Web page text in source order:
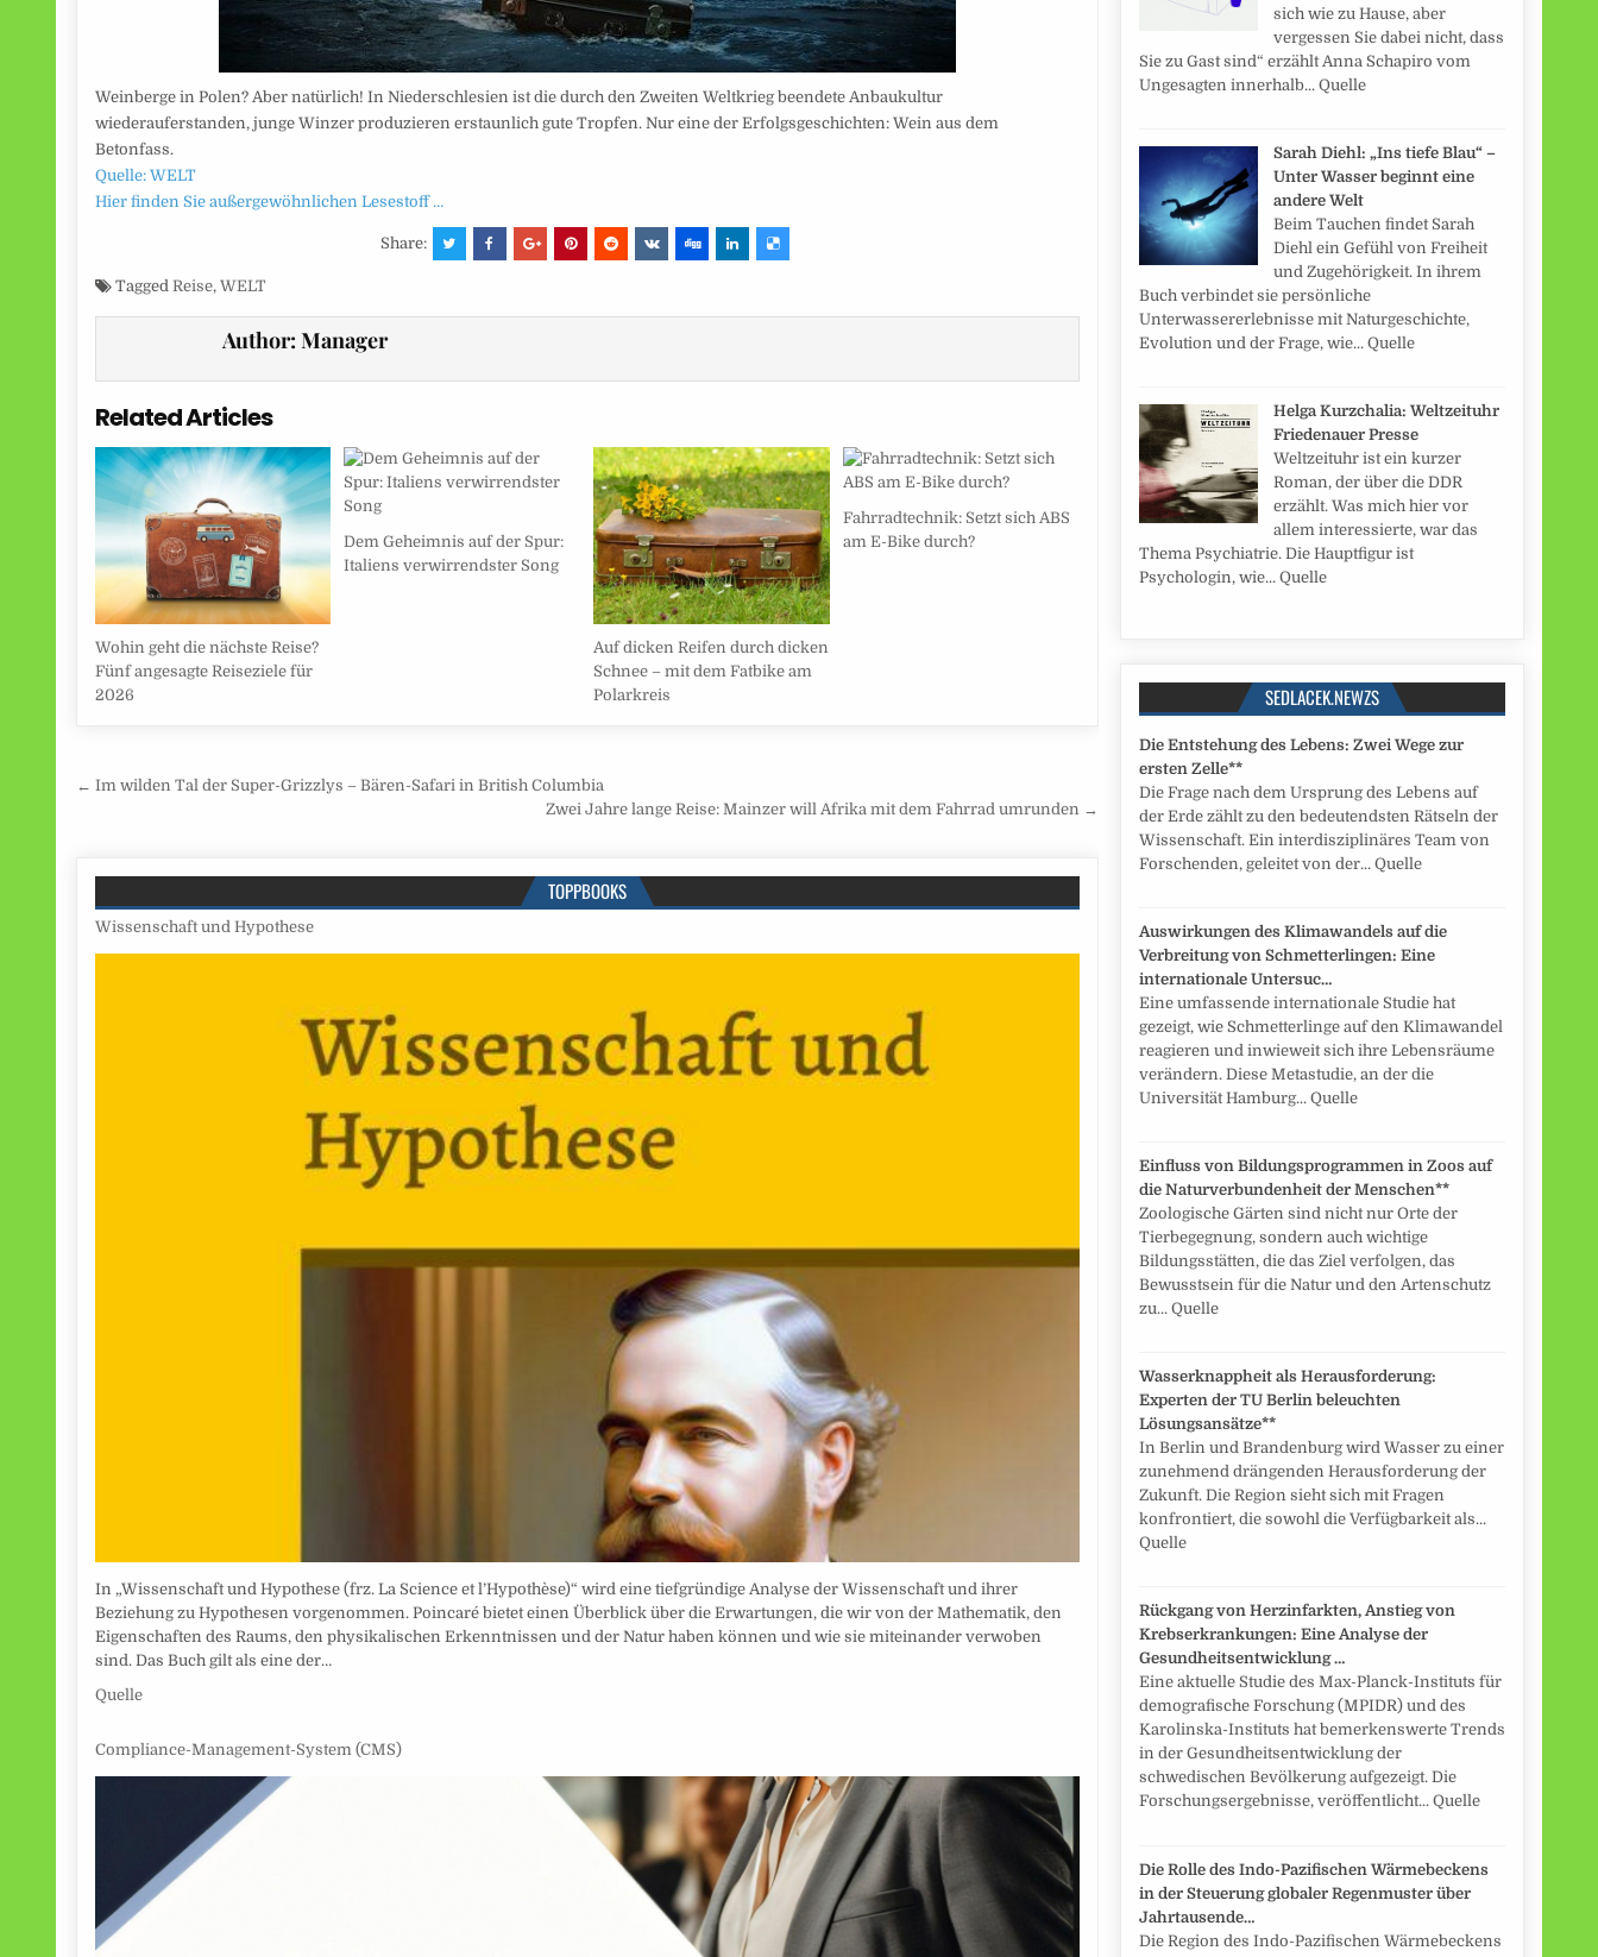
Weinberge in Polen? Aber natürlich! In Niederschlesien ist die durch den Zweiten Weltkrieg beendete Anbaukultur
wiederauferstanden, junge Winzer produzieren erstaunlich gute Tropfen. Nur eine der Erfolgsgeschichten: Wein aus dem
Betonfass.
Quelle: WELT
Hier finden Sie außergewöhnlichen Lesestoff …
Share:
Tagged Reise, WELT
Author:Manager
Related Articles
Wohin geht die nächste Reise?
Fünf angesagte Reiseziele für
2026
Dem Geheimnis auf der Spur:
Italiens verwirrendster Song
Auf dicken Reifen durch dicken
Schnee – mit dem Fatbike am
Polarkreis
Fahrradtechnik: Setzt sich ABS
am E-Bike durch?
Beitragsnavigation
← Im wilden Tal der Super-Grizzlys – Bären-Safari in British Columbia
Zwei Jahre lange Reise: Mainzer will Afrika mit dem Fahrrad umrunden →
TOPPBOOKS
Wissenschaft und Hypothese
In „Wissenschaft und Hypothese (frz. La Science et l’Hypothèse)“ wird eine tiefgründige Analyse der Wissenschaft und ihrer
Beziehung zu Hypothesen vorgenommen. Poincaré bietet einen Überblick über die Erwartungen, die wir von der Mathematik, den
Eigenschaften des Raums, den physikalischen Erkenntnissen und der Natur haben können und wie sie miteinander verwoben
sind. Das Buch gilt als eine der…
Quelle
Compliance-Management-System (CMS)
sich wie zu Hause, aber
vergessen Sie dabei nicht, dass
Sie zu Gast sind“ erzählt Anna Schapiro vom
Ungesagten innerhalb... Quelle
Sarah Diehl: „Ins tiefe Blau“ –
Unter Wasser beginnt eine
andere Welt
Beim Tauchen findet Sarah
Diehl ein Gefühl von Freiheit
und Zugehörigkeit. In ihrem
Buch verbindet sie persönliche
Unterwassererlebnisse mit Naturgeschichte,
Evolution und der Frage, wie... Quelle
Helga Kurzchalia: Weltzeituhr
Friedenauer Presse
Weltzeituhr ist ein kurzer
Roman, der über die DDR
erzählt. Was mich hier vor
allem interessierte, war das
Thema Psychiatrie. Die Hauptfigur ist
Psychologin, wie... Quelle
SEDLACEK.NEWZS
Die Entstehung des Lebens: Zwei Wege zur
ersten Zelle**
Die Frage nach dem Ursprung des Lebens auf
der Erde zählt zu den bedeutendsten Rätseln der
Wissenschaft. Ein interdisziplinäres Team von
Forschenden, geleitet von der... Quelle
Auswirkungen des Klimawandels auf die
Verbreitung von Schmetterlingen: Eine
internationale Untersuc…
Eine umfassende internationale Studie hat
gezeigt, wie Schmetterlinge auf den Klimawandel
reagieren und inwieweit sich ihre Lebensräume
verändern. Diese Metastudie, an der die
Universität Hamburg... Quelle
Einfluss von Bildungsprogrammen in Zoos auf
die Naturverbundenheit der Menschen**
Zoologische Gärten sind nicht nur Orte der
Tierbegegnung, sondern auch wichtige
Bildungsstätten, die das Ziel verfolgen, das
Bewusstsein für die Natur und den Artenschutz
zu... Quelle
Wasserknappheit als Herausforderung:
Experten der TU Berlin beleuchten
Lösungsansätze**
In Berlin und Brandenburg wird Wasser zu einer
zunehmend drängenden Herausforderung der
Zukunft. Die Region sieht sich mit Fragen
konfrontiert, die sowohl die Verfügbarkeit als...
Quelle
Rückgang von Herzinfarkten, Anstieg von
Krebserkrankungen: Eine Analyse der
Gesundheitsentwicklung …
Eine aktuelle Studie des Max-Planck-Instituts für
demografische Forschung (MPIDR) und des
Karolinska-Instituts hat bemerkenswerte Trends
in der Gesundheitsentwicklung der
schwedischen Bevölkerung aufgezeigt. Die
Forschungsergebnisse, veröffentlicht... Quelle
Die Rolle des Indo-Pazifischen Wärmebeckens
in der Steuerung globaler Regenmuster über
Jahrtausende…
Die Region des Indo-Pazifischen Wärmebeckens